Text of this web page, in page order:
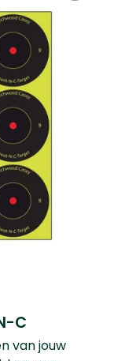
C
van jouw